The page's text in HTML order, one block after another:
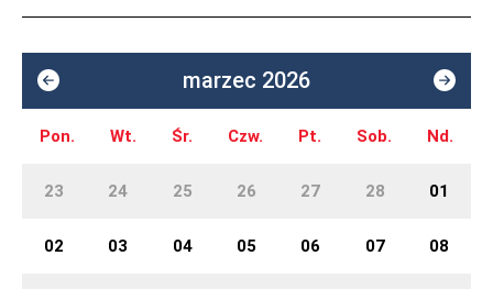
marzec 2026
Pon. Wt. Śr. Czw. Pt. Sob. Nd.
23 24 25 26 27 28 01
02 03 04 05 06 07 08